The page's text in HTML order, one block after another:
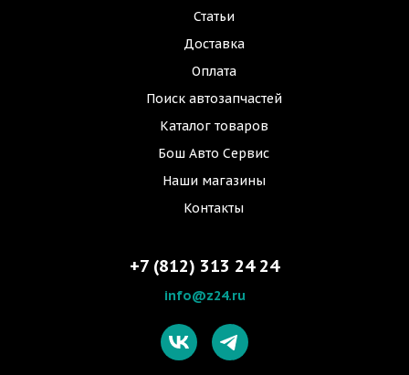
Статьи
Доставка
Оплата
Поиск автозапчастей
Каталог товаров
Бош Авто Сервис
Наши магазины
Контакты
+7 (812) 313 24 24
info@z24.ru